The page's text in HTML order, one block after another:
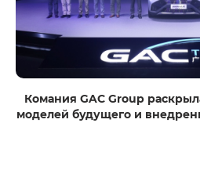
Комания GAC Group
моделей будущего и